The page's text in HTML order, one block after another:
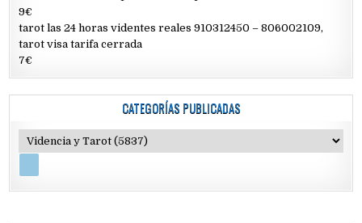
9€
tarot las 24 horas videntes reales 910312450 – 806002109,
tarot visa tarifa cerrada
7€
CATEGORÍAS PUBLICADAS